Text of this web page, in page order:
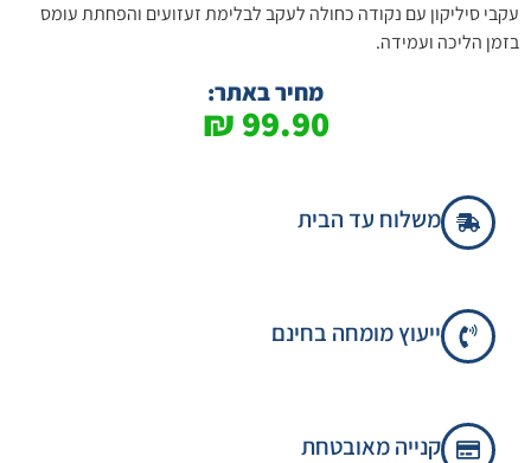
עקבי סיליקון עם נקודה כחולה לעקב לבלימת זעזועים והפחתת עומס
בזמן הליכה ועמידה.
מחיר באתר:
99.90
₪
משלוח עד הבית
ייעוץ מומחה בחינם
קנייה מאובטחת